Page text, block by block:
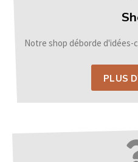
Notre shop déborde
PLUS